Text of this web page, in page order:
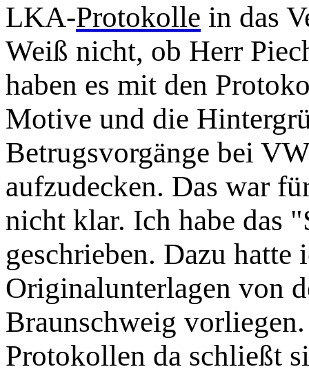
LKA-Protokolle in das
Weiß nicht, ob Herr
haben es mit den
Motive und die
Betrugsvorgänge bei
aufzudecken. Das war
nicht klar. Ich habe das
geschrieben. Dazu hatte
Originalunterlagen von
Braunschweig
Protokollen da schließt